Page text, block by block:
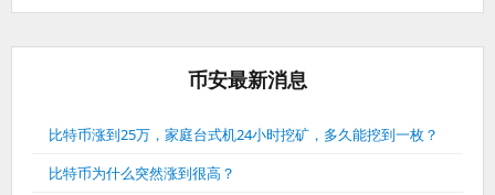
币安最新消息
比特币涨到25万，家庭台式机24小时挖矿，多久能挖到一枚？
比特币为什么突然涨到很高？